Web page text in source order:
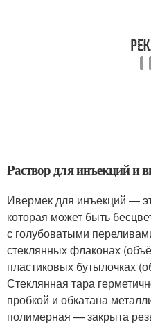
Раствор для инъекций и
Ивермек для инъекций —
которая может быть
с голубоватыми
стеклянных флаконах
пластиковых бутылочках
Стеклянная тара
пробкой и обкатана
полимерная — закрыта